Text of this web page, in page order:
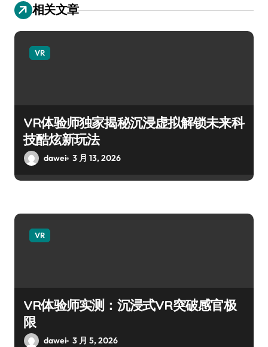
相关文章
VR
VR体验师独家揭秘沉浸虚拟解锁未来科
技酷炫新玩法
dawei 3 月 13, 2026
VR
VR体验师实测：沉浸式VR突破感官极
限
dawei 3 月 5, 2026